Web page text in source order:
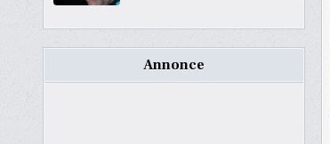
Annonce